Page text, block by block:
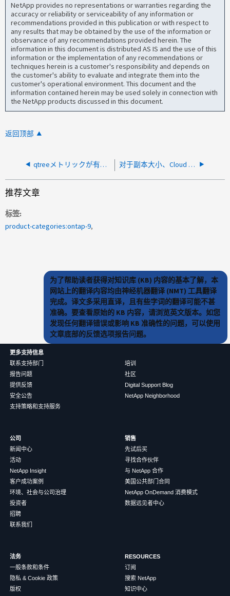
NetApp provides no representations or warranties regarding the
accuracy or reliability or serviceability of any information or
recommendations provided in this publication or with respect to
any results that may be obtained by the use of the information or
observance of any recommendations provided herein. The
information in this document is distributed AS IS and the use of this
information or the implementation of any recommendations or
techniques herein is a customer's responsibility and depends on
the customer's ability to evaluate and integrate them into the
customer's operational environment. This document and the
information contained herein may be used solely in connection with
the NetApp products discussed in this document.
返回顶部
qtreeメトリックが有効になっているとCloud Insightのパフォーマンス統計の収集が失敗する 对于副本大小、Cloud Sync 传输显示为高标记
推荐文章
标签
product-categories:ontap-9
为了帮助读者获得对知识库 (KB) 内容的基本了解，本
网站上的翻译内容均由神经机器翻译 (NMT) 工具翻译
完成。译文多采用直译，且有些字词的翻译可能不甚
准确。要查看原始的 KB 内容，请浏览英文版本。如您
发现任何翻译错误或影响 KB 准确性的问题，可以使用
文章底部的反馈选项报告问题。
更多支持信息
联系支持部门
报告问题
提供反馈
安全公告
支持策略和支持服务
培训
社区
Digital Support Blog
NetApp Neighborhood
公司
新闻中心
活动
NetApp Insight
客户成功案例
环境、社会与公司治理
投资者
招聘
联系我们
销售
先试后买
寻找合作伙伴
与 NetApp 合作
美国公共部门合同
NetApp OnDemand 消费模式
数据远见者中心
法务
一般条款和条件
隐私 & Cookie 政策
版权
RESOURCES
订阅
搜索 NetApp
知识中心